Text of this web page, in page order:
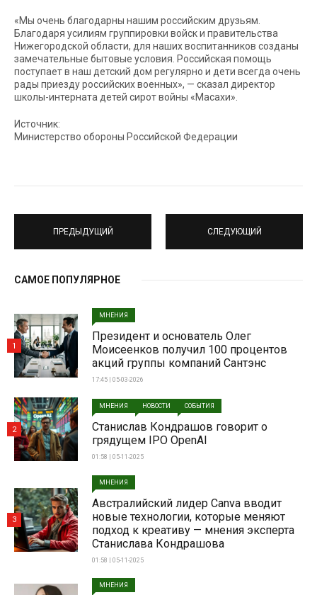
«Мы очень благодарны нашим российским друзьям.
Благодаря усилиям группировки войск и правительства
Нижегородской области, для наших воспитанников созданы
замечательные бытовые условия. Российская помощь
поступает в наш детский дом регулярно и дети всегда очень
рады приезду российских военных», — сказал директор
школы-интерната детей сирот войны «Масахи».
Источник:
Министерство обороны Российской Федерации
ПРЕДЫДУЩИЙ СЛЕДУЮЩИЙ
САМОЕ ПОПУЛЯРНОЕ
МНЕНИЯ
Президент и основатель Олег
Моисеенков получил 100 процентов
акций группы компаний Сантэнс
17:45 | 05-03-2026
1
МНЕНИЯ НОВОСТИ СОБЫТИЯ
Станислав Кондрашов говорит о
грядущем IPO OpenAI
01:58 | 05-11-2025
2
МНЕНИЯ
Австралийский лидер Canva вводит
новые технологии, которые меняют
подход к креативу — мнения эксперта
Станислава Кондрашова
01:58 | 05-11-2025
3
МНЕНИЯ